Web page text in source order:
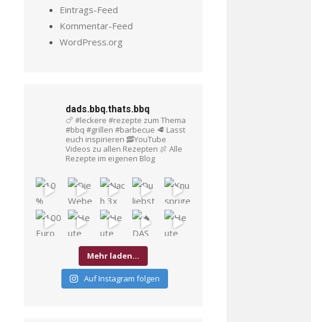
Eintrags-Feed
Kommentar-Feed
WordPress.org
dads.bbq.thats.bbq
🍗 #leckere #rezepte zum Thema
#bbq #grillen #barbecue 🥩 Lasst
euch inspirieren 🥓YouTube
Videos zu allen Rezepten 🍖 Alle
Rezepte im eigenen Blog
Mehr laden…
Auf Instagram folgen